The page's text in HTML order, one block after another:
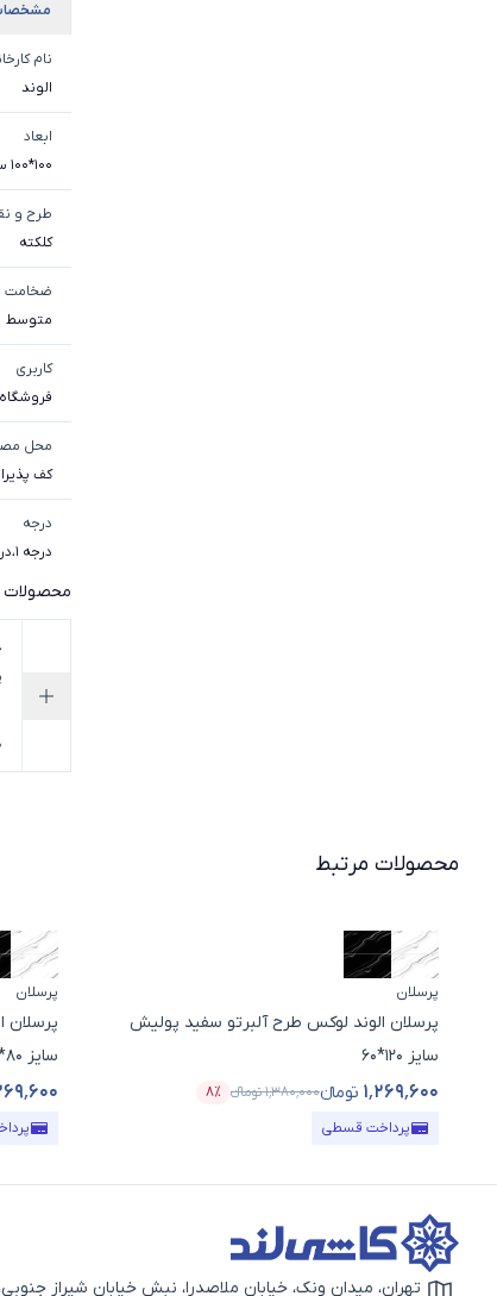
نام
الوند
ابعاد
100*100 سانتی متر
طرح و
کلکته
ضخامت
متوسط
کاربری
فروشگاه
محل
کف
درجه
درجه 1 ،
محصولات مرتبط
پرسلان
پرسلان الوند لوکس طرح آلبرتو سفید پولیش
سایز 120*60
۱٬۲۶۹٬۶۰۰ تومانء۱٬۳۸۰٬۰۰۰تومانء
قیمت محصول
۸٪
پرداخت قسطی
پرسلان
پرسلان
سایز 80*80
تهران، میدان ونک، خیابان ملاصدرا، نبش خیابان شیراز جنوبی، کوچه